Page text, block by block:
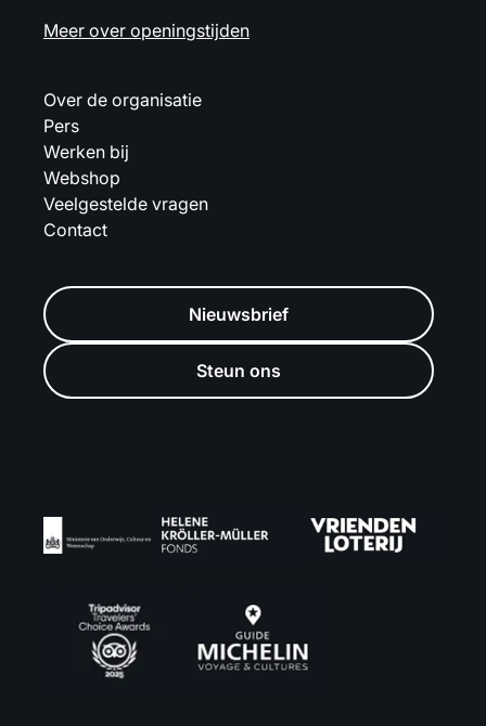
Meer over openingstijden
Over de organisatie
Pers
Werken bij
Webshop
Veelgestelde vragen
Contact
Nieuwsbrief
Steun ons